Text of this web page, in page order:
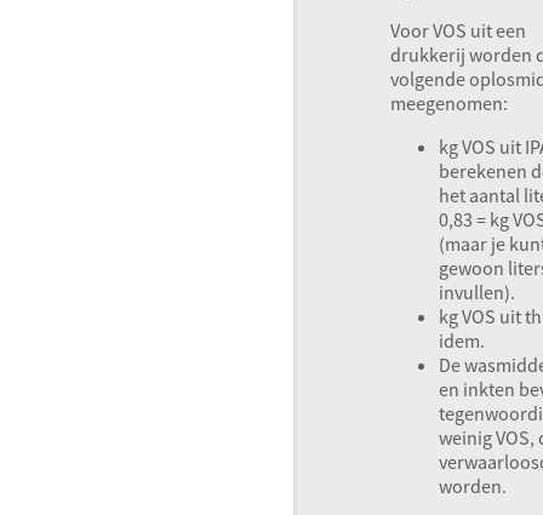
VoorVOS uit een
drukkerij worden
volgende
meegenomen:
kgVOS uit
berekenen
het aantal
0,83 = kg
(maar je
gewoon
invullen).
kgVOS uit
idem.
De
en inkten
weinigVOS,
worden.